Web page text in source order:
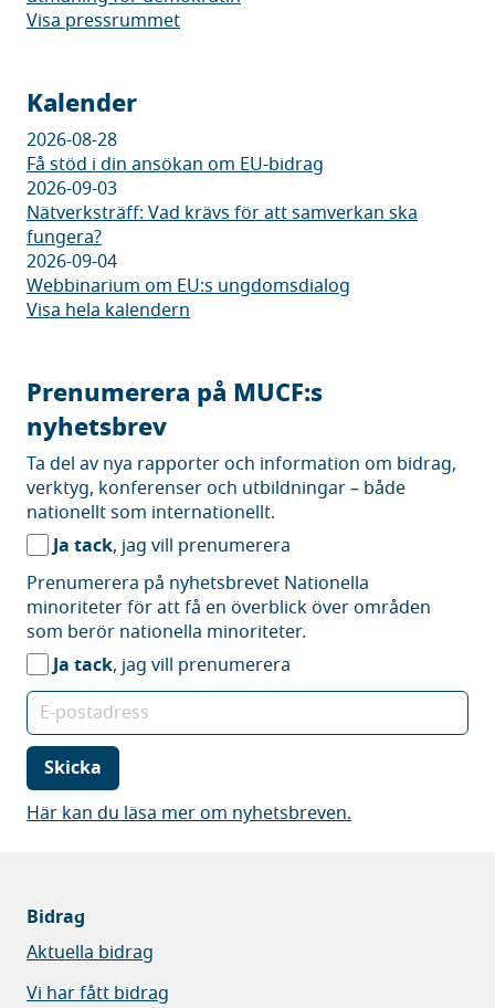
Visa pressrummet
Kalender
2026-08-28
Få stöd i din ansökan om EU-bidrag
2026-09-03
Nätverksträff: Vad krävs för att samverkan ska
fungera?
2026-09-04
Webbinarium om EU:s ungdomsdialog
Visa hela kalendern
Prenumerera på MUCF:s
nyhetsbrev
Prenumerera
på
MUCF:s
nyhetsbrev
Ta del av nya rapporter och information om bidrag,
verktyg, konferenser och utbildningar – både
nationellt som internationellt.
Ja tack, jag vill prenumerera
Prenumerera
på
nyhetsbrevet
Nationella
minoriteter
Prenumerera på nyhetsbrevet Nationella
minoriteter för att få en överblick över områden
som berör nationella minoriteter.
Ja tack, jag vill prenumerera
E-
postadress
Skicka
Här kan du läsa mer om nyhetsbreven.
Bidrag
Aktuella bidrag
Vi har fått bidrag